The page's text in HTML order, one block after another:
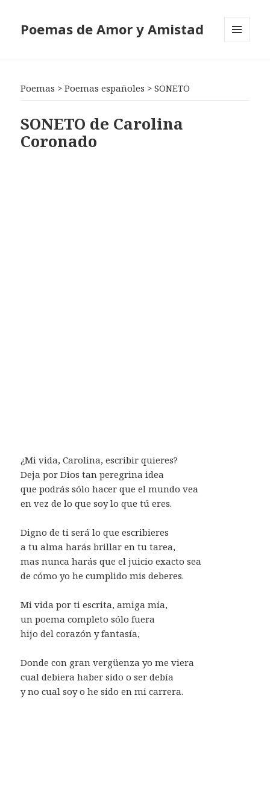
Poemas de Amor y Amistad
Poemas >Poemas españoles >SONETO
SONETO de Carolina
Coronado
¿Mi vida, Carolina, escribir quieres?
Deja por Dios tan peregrina idea
que podrás sólo hacer que el mundo vea
en vez de lo que soy lo que tú eres.
Digno de ti será lo que escribieres
a tu alma harás brillar en tu tarea,
mas nunca harás que el juicio exacto sea
de cómo yo he cumplido mis deberes.
Mi vida por ti escrita, amiga mía,
un poema completo sólo fuera
hijo del corazón y fantasía,
Donde con gran vergüenza yo me viera
cual debiera haber sido o ser debía
y no cual soy o he sido en mi carrera.